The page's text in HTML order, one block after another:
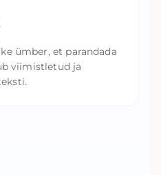
ümber, et parandada
viimistletud ja